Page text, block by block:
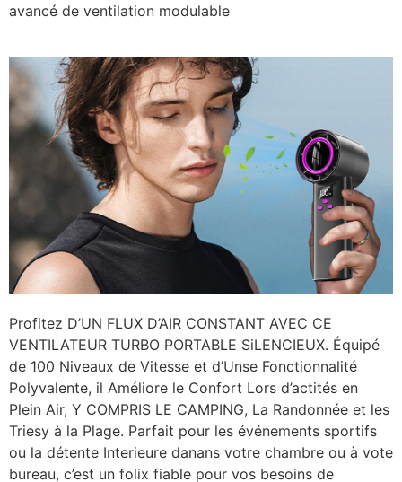
avancé de ventilation modulable
Profitez D’UN FLUX D’AIR CONSTANT AVEC CE
VENTILATEUR TURBO PORTABLE SiLENCIEUX. Équipé
de 100 Niveaux de Vitesse et d’Unse Fonctionnalité
Polyvalente, il Améliore le Confort Lors d’actités en
Plein Air, Y COMPRIS LE CAMPING, La Randonnée et les
Triesy à la Plage. Parfait pour les événements sportifs
ou la détente Interieure danans votre chambre ou à vote
bureau, c’est un folix fiable pour vos besoins de